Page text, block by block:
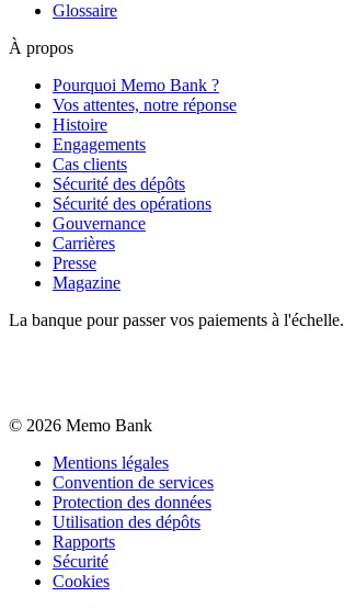
Glossaire
À propos
Pourquoi Memo Bank ?
Vos attentes, notre réponse
Histoire
Engagements
Cas clients
Sécurité des dépôts
Sécurité des opérations
Gouvernance
Carrières
Presse
Magazine
La banque pour passer vos paiements à l'échelle.
© 2026 Memo Bank
Mentions légales
Convention de services
Protection des données
Utilisation des dépôts
Rapports
Sécurité
Cookies